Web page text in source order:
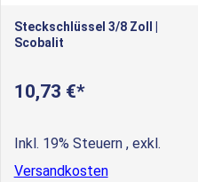
Steckschlüssel 3/8 Zoll |
Scobalit
10,73 €
Inkl. 19% Steuern , exkl.
Versandkosten